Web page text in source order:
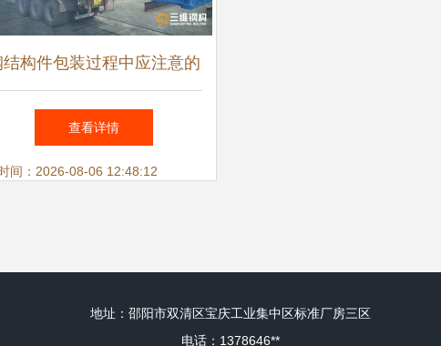
结构件包装过程中应注意的
关键事项
查看详情
间：2026-08-06 12:48:12
地址：邵阳市双清区宝庆工业集中区标准厂房三区
电话：1378646**